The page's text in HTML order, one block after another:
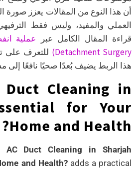
أن هذا النوع من المقالات يعزز صورة
العملي والمفيد، وليس فقط
قراءة المقال الكامل عبر
Detachment Surgery)
للتعرف على
هذا الربط يضيف بُعدًا صحيًا نافعًا إلى
Duct Cleaning in
for Your
Home and Health?
AC Duct Cleaning in Sharjah
and Health?adds a practical